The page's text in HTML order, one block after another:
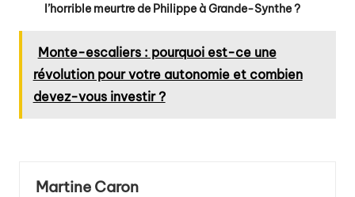
l’horrible meurtre de Philippe à Grande-Synthe ?
Monte-escaliers : pourquoi est-ce une
révolution pour votre autonomie et combien
devez-vous investir ?
Martine Caron